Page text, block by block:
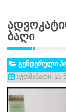
Ბაღი
გენდერული
ხუთშაბათი, 25